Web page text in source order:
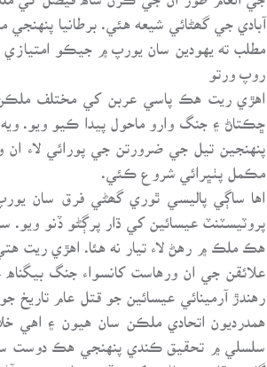
مطلب ته يهودين سان يورپ ۾ جيڪو
اهڙي ريت هڪ پاسي عربن کي مختلف ملڪن ۾
ڇڪتاڻ ۽ جنگ وارو ماحول پيدا ڪيو ويو.
پنهنجين تيل جي ضرورتن جي پورائي لاء
مڪمل پٺڀرائي شروع ڪئي.
اها ساڳي پاليسي ٿوري گھڻي فرق سان
پروٽيسٽنٽ عيسائين کي ڌار پرڳڻو ڏنو
هڪ ملڪ ۾ رهڻ لاء تيار نه هئا. اهڙي ريت
علائقن جي ان ورهاست کانسواء جنگ
رهندڙ آرمينائي عيسائين جو قتل عام
همدرديون اتحادي ملڪن سان هيون ۽ اهي
سلسلي ۾ تحقيق ڪندي پنهنجي هڪ دوست
گائيڊ ٻڌايو ته ماڻهن کي وڏي تعداد ۾